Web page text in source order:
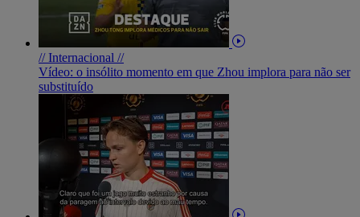
// Internacional //
Vídeo: o insólito momento em que Zhou implora para não ser
substituído